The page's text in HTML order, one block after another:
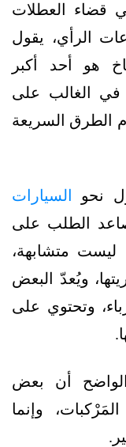
قضاء العطلات
الرأي، يقول
هو أحد أكبر
في الغالب على
الطرق السريعة
نحو
السيارات
الطلب على
ليست متشابهة،
ويُعدّ البعض
وتحتوي على
أن بعض
وإنما